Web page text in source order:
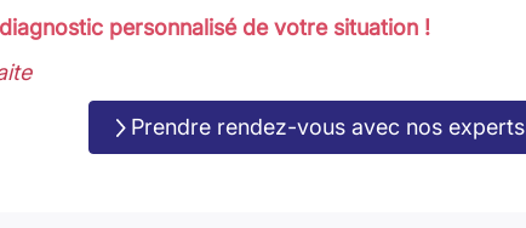
personnalisé de votre situation !
Prendre rendez-vous avec nos experts